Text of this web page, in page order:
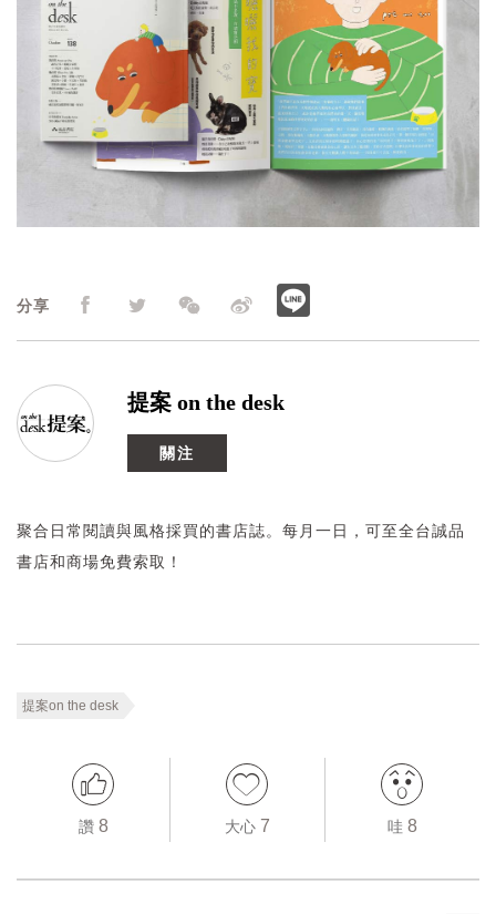
分享
提案 on the desk
關注
聚合日常閱讀與風格採買的書店誌。每月一日，可至全台誠品
書店和商場免費索取！
提案on the desk
讚 8 大心 7 哇 8